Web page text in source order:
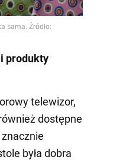
produkty
telewizor,
dostępne
była dobra